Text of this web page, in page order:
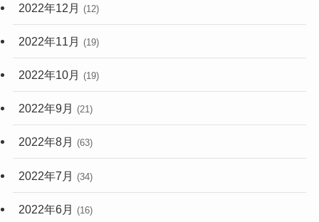
2022年12月 (12)
2022年11月 (19)
2022年10月 (19)
2022年9月 (21)
2022年8月 (63)
2022年7月 (34)
2022年6月 (16)